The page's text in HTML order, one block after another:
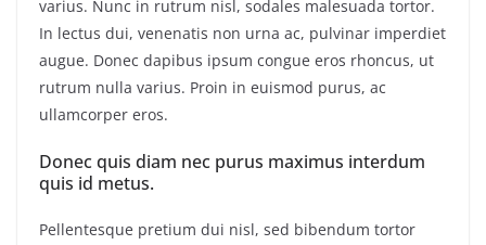
varius. Nunc in rutrum nisl, sodales malesuada tortor.
In lectus dui, venenatis non urna ac, pulvinar imperdiet
augue. Donec dapibus ipsum congue eros rhoncus, ut
rutrum nulla varius. Proin in euismod purus, ac
ullamcorper eros.
Donec quis diam nec purus maximus interdum
quis id metus.
Pellentesque pretium dui nisl, sed bibendum tortor